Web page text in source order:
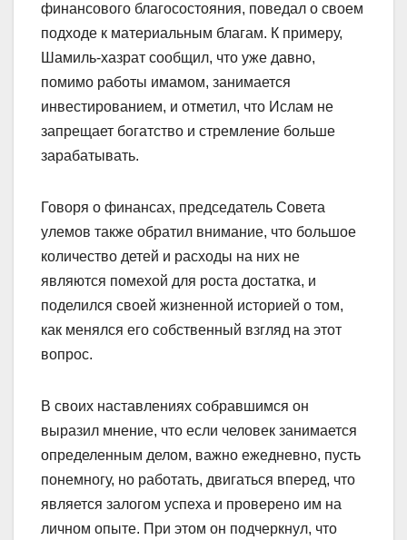
финансового благосостояния, поведал о своем
подходе к материальным благам. К примеру,
Шамиль-хазрат сообщил, что уже давно,
помимо работы имамом, занимается
инвестированием, и отметил, что Ислам не
запрещает богатство и стремление больше
зарабатывать.
Говоря о финансах, председатель Совета
улемов также обратил внимание, что большое
количество детей и расходы на них не
являются помехой для роста достатка, и
поделился своей жизненной историей о том,
как менялся его собственный взгляд на этот
вопрос.
В своих наставлениях собравшимся он
выразил мнение, что если человек занимается
определенным делом, важно ежедневно, пусть
понемногу, но работать, двигаться вперед, что
является залогом успеха и проверено им на
личном опыте. При этом он подчеркнул, что